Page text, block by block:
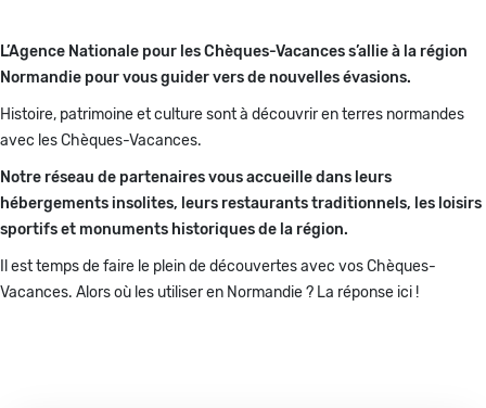
Paragraphes
L’Agence Nationale pour les Chèques-Vacances s’allie à la région
Normandie pour vous guider vers de nouvelles évasions.
Histoire, patrimoine et culture sont à découvrir en terres normandes
avec les Chèques-Vacances.
Notre réseau de partenaires vous accueille dans leurs
hébergements insolites, leurs restaurants traditionnels, les loisirs
sportifs et monuments historiques de la région.
Il est temps de faire le plein de découvertes avec vos Chèques-
Vacances. Alors où les utiliser en Normandie ? La réponse ici !